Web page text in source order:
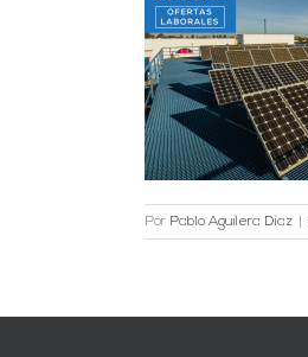
Por Pablo Aguilera Diaz